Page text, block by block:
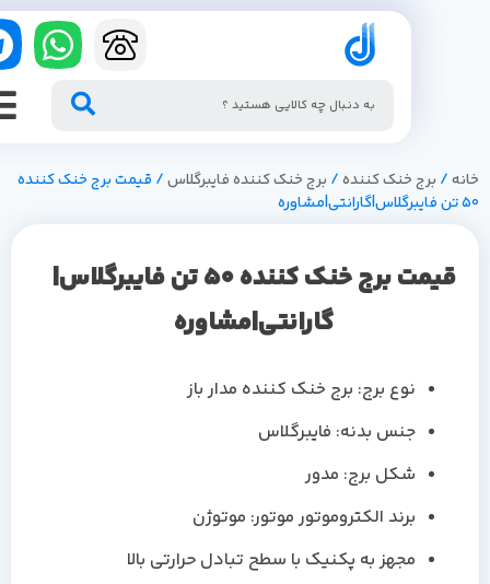
/برج خنک کننده/برج خنک کننده فایبرگلاس/ قیمت برج خنک کننده
قیمت برج خنک کننده 50 تن فایبرگلاس|
گارانتی|مشاوره
نوع برج: برج خنک کننده مدار باز
جنس بدنه: فایبرگلاس
شکل برج: مدور
برند الکتروموتور موتور: موتوژن
مجهز به پکنیک با سطح تبادل حرارتی بالا